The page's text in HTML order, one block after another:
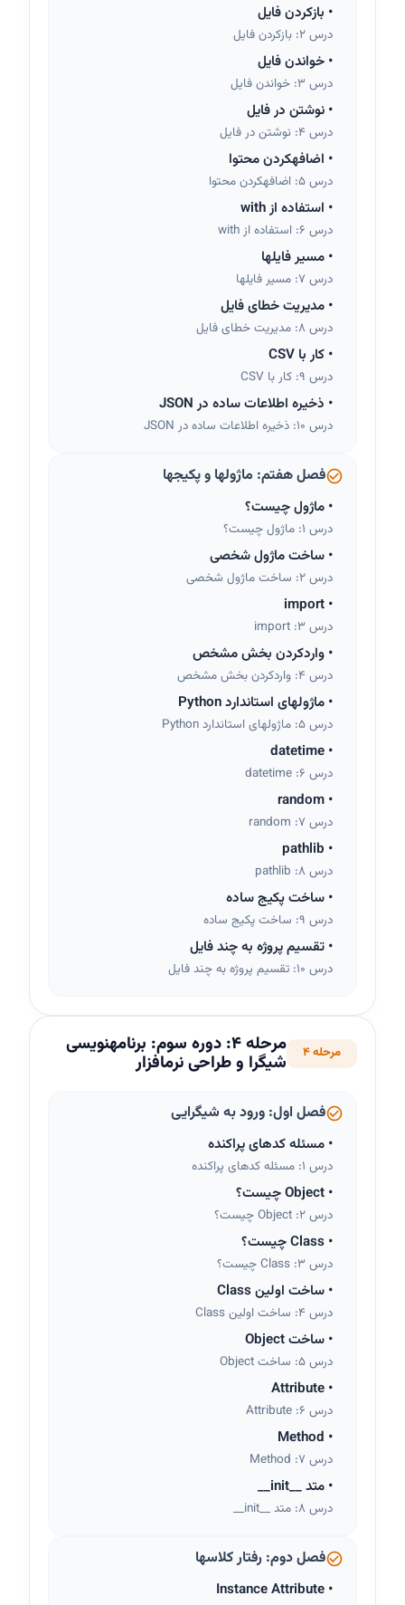
• بازکردن فایل
درس 2: بازکردن فایل
• خواندن فایل
درس 3: خواندن فایل
• نوشتن در فایل
درس 4: نوشتن در فایل
• اضافهکردن محتوا
درس 5: اضافهکردن محتوا
• استفاده از with
درس 6: استفاده از with
• مسیر فایلها
درس 7: مسیر فایلها
• مدیریت خطای فایل
درس 8: مدیریت خطای فایل
• کار با CSV
درس 9: کار با CSV
• ذخیره اطلاعات ساده در JSON
درس 10: ذخیره اطلاعات ساده در JSON
فصل هفتم: ماژولها و پکیجها
• ماژول چیست؟
درس 1: ماژول چیست؟
• ساخت ماژول شخصی
درس 2: ساخت ماژول شخصی
•
import
درس 3: import
• واردکردن بخش مشخص
درس 4: واردکردن بخش مشخص
• ماژولهای استاندارد Python
درس 5: ماژولهای استاندارد Python
•
datetime
درس 6: datetime
•
random
درس 7: random
•
pathlib
درس 8: pathlib
• ساخت پکیج ساده
درس 9: ساخت پکیج ساده
• تقسیم پروژه به چند فایل
درس 10: تقسیم پروژه به چند فایل
مرحله 4 مرحله4
: دوره سوم: برنامهنویسی
شیگرا و طراحی نرمافزار
فصل اول: ورود به شیگرایی
• مسئله کدهای پراکنده
درس 1: مسئله کدهای پراکنده
• Object چیست؟
درس 2: Object چیست؟
• Class چیست؟
درس 3: Class چیست؟
• ساخت اولین Class
درس 4: ساخت اولین Class
• ساخت Object
درس 5: ساخت Object
•
Attribute
درس 6: Attribute
•
Method
درس 7: Method
• متد __init__
درس 8: متد __init__
فصل دوم: رفتار کلاسها
•
Instance Attribute